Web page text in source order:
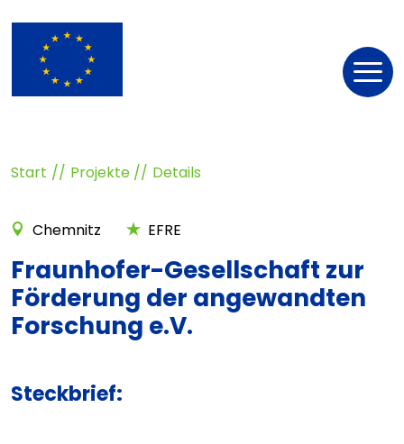
Start Projekte Details
Chemnitz EFRE
Fraunhofer-Gesellschaft zur
Förderung der angewandten
Forschung e.V.
Steckbrief: